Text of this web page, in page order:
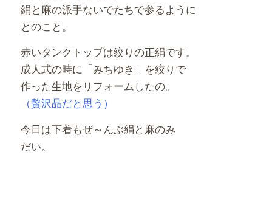
絹と麻の派手ないでたちで参るように
とのこと。
赤いタンクトップは絞りの正絹です。
成人式の時に「みちゆき」を絞りで
作った生地をリフォームしたの。
（贅沢品だと思う）
今日は下着もぜ～んぶ絹と麻のみ
だい。